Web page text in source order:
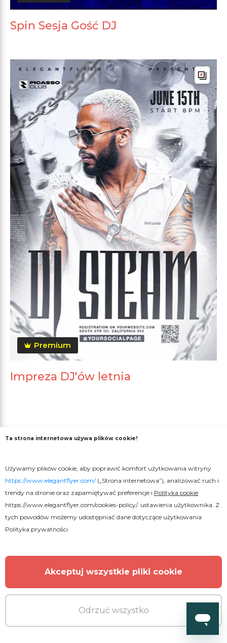
Spin Sesja Gość DJ
Premium
Impreza DJ'ów letnia
Ta strona internetowa używa plików cookie!
Używamy plików cookie, aby poprawić komfort użytkowania witryny
https://www.elegantflyer.com/(„Strona internetowa”), analizować ruch i
trendy na stronie oraz zapamiętywać preferencje i Polityka cookie
https://www.elegantflyer.com/cookies-policy/. ustawienia użytkownika. Z
tych powodów możemy udostępniać dane dotyczące użytkowania
Polityka prywatności
Akceptuj wszystkie pliki cookie
Odrzuć wszystko